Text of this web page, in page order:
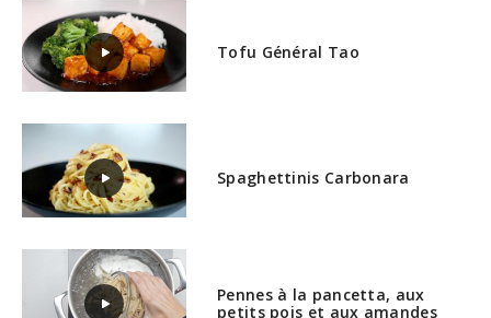
Tofu Général Tao
Spaghettinis Carbonara
Pennes à la pancetta, aux
petits pois et aux amandes